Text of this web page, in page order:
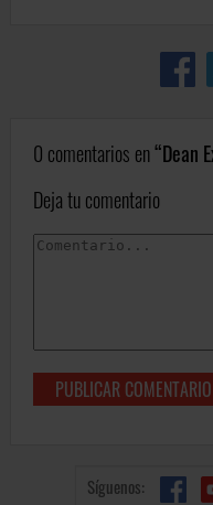
0 comentarios en Dean
Deja tu comentario
Síguenos: